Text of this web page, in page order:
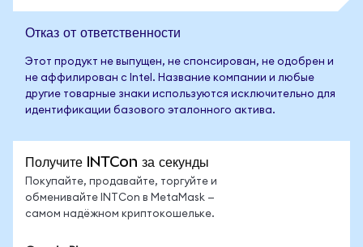
Отказ от ответственности
Этот продукт не выпущен, не спонсирован, не одобрен и
не аффилирован с Intel. Название компании и любые
другие товарные знаки используются исключительно для
идентификации базового эталонного актива.
Получите INTCon за секунды
Покупайте, продавайте, торгуйте и
обменивайте INTCon в MetaMask —
самом надёжном криптокошельке.